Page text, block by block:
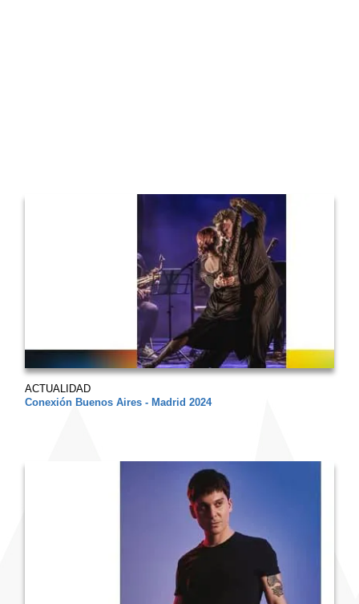
ACTUALIDAD
Conexión Buenos Aires - Madrid 2024